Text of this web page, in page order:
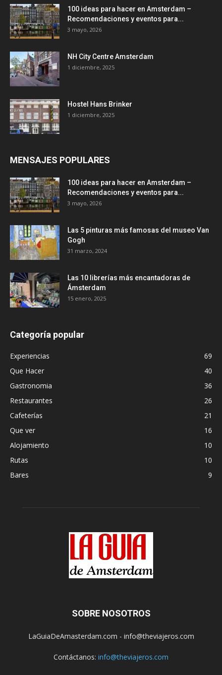
100 ideas para hacer en Amsterdam –
Recomendaciones y eventos para...
3 mayo, 2026
NH City Centre Amsterdam
1 diciembre, 2025
Hostel Hans Brinker
1 diciembre, 2025
MENSAJES POPULARES
100 ideas para hacer en Amsterdam –
Recomendaciones y eventos para...
3 mayo, 2026
Las 5 pinturas más famosas del museo Van
Gogh
31 marzo, 2024
Las 10 librerías más encantadoras de
Ámsterdam
15 enero, 2025
Categoría popular
Experiencias
69
Que Hacer
40
Gastronomia
36
Restaurantes
26
Cafeterías
21
Que ver
16
Alojamiento
10
Rutas
10
Bares
9
SOBRE NOSOTROS
LaGuiaDeAmasterdam.com - info@theviajeros.com
Contáctanos: info@theviajeros.com